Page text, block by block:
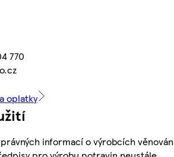
770
oplatky
informací o výrobcích